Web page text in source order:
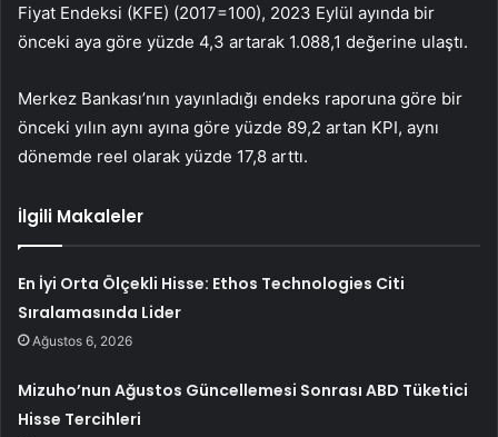
Fiyat Endeksi (KFE) (2017=100), 2023 Eylül ayında bir
önceki aya göre yüzde 4,3 artarak 1.088,1 değerine ulaştı.
Merkez Bankası’nın yayınladığı endeks raporuna göre bir
önceki yılın aynı ayına göre yüzde 89,2 artan KPI, aynı
dönemde reel olarak yüzde 17,8 arttı.
İlgili Makaleler
En İyi Orta Ölçekli Hisse: Ethos Technologies Citi
Sıralamasında Lider
Ağustos 6, 2026
Mizuho’nun Ağustos Güncellemesi Sonrası ABD Tüketici
Hisse Tercihleri